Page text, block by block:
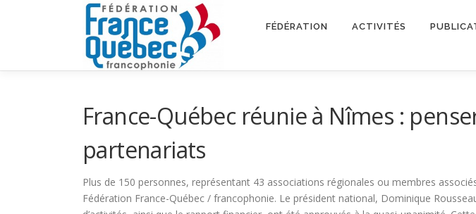
FÉDÉRATION ACTIVITÉS
France-Québec réunie à Nîmes :
partenariats
Plus de 150 personnes, représentant 43 associations régionales ou membres
Fédération France-Québec / francophonie. Le président national, Dominique